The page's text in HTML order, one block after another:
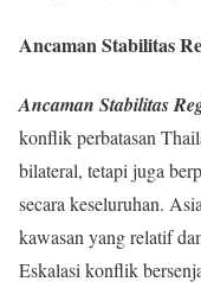
Ancaman Stabilitas
Ancaman Stabilitas
konflik perbatasan
bilateral, tetapi juga
secara keseluruhan.
kawasan yang relatif
Eskalasi konflik